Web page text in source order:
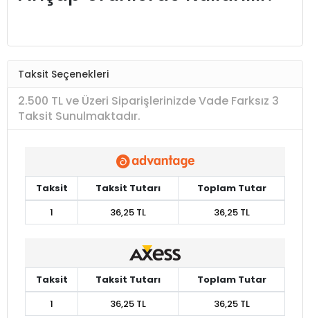
Taksit Seçenekleri
2.500 TL ve Üzeri Siparişlerinizde Vade Farksız 3
Taksit Sunulmaktadır.
Taksit Taksit Tutarı
Toplam Tutar
1
36,25 TL 36,25 TL
Taksit Taksit Tutarı
Toplam Tutar
1
36,25 TL 36,25 TL